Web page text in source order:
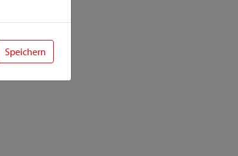
Speichern